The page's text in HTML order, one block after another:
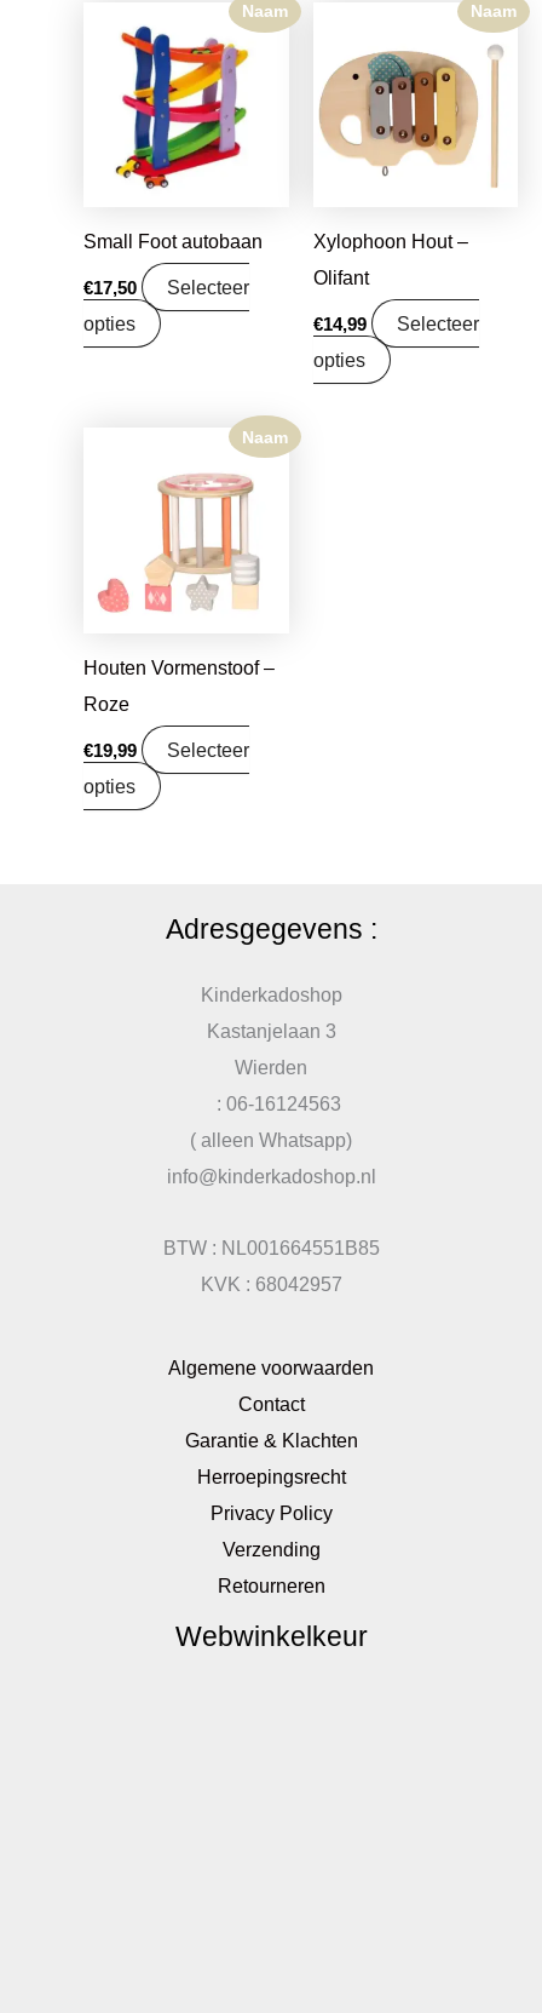
Naam
Small Foot autobaan
€17,50
Selecteer
opties
Naam
Xylophoon Hout –
Olifant
€14,99
Selecteer
opties
Naam
Houten Vormenstoof –
Roze
€19,99
Selecteer
opties
Adresgegevens :
Kinderkadoshop
Kastanjelaan 3
Wierden
: 06-16124563
( alleen Whatsapp)
info@kinderkadoshop.nl
BTW : NL001664551B85
KVK : 68042957
Algemene voorwaarden
Contact
Garantie & Klachten
Herroepingsrecht
Privacy Policy
Verzending
Retourneren
Webwinkelkeur